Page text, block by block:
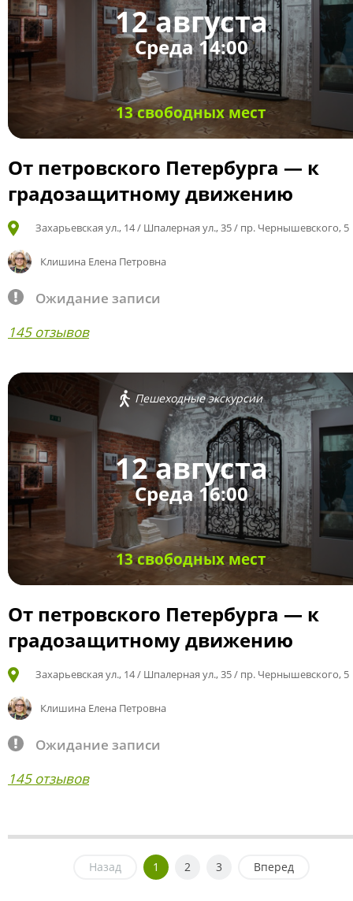
12 августа
Среда 14:00
13 свободных мест
От петровского Петербурга — к
градозащитному движению
Захарьевская ул., 14 / Шпалерная ул., 35 / пр. Чернышевского, 5
Клишина Елена Петровна
Ожидание записи
145 отзывов
Пешеходные экскурсии
12 августа
Среда 16:00
13 свободных мест
От петровского Петербурга — к
градозащитному движению
Захарьевская ул., 14 / Шпалерная ул., 35 / пр. Чернышевского, 5
Клишина Елена Петровна
Ожидание записи
145 отзывов
Назад 1 2 3 Вперед